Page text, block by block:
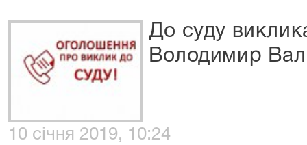
До суду
Володимир
10 січня 2019, 10:24